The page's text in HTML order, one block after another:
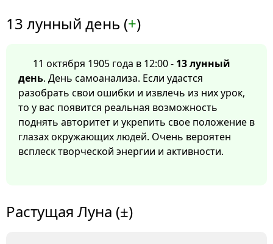
13 лунный день (+)
11 октября 1905 года в 12:00 - 13 лунный
день. День самоанализа. Если удастся
разобрать свои ошибки и извлечь из них урок,
то у вас появится реальная возможность
поднять авторитет и укрепить свое положение в
глазах окружающих людей. Очень вероятен
всплеск творческой энергии и активности.
Растущая Луна (±)